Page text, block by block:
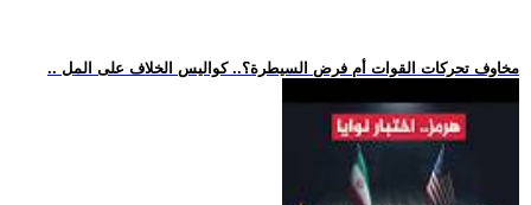
.. مخاوف تحركات القوات أم فرض السيطرة؟.. كواليس الخلاف على المل